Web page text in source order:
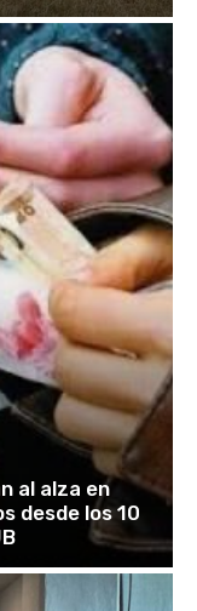
al alza en
desde los 10